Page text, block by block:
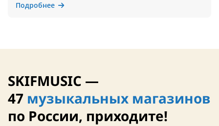
Подробнее
SKIFMUSIC —
47 музыкальных магазинов
по России, приходите!